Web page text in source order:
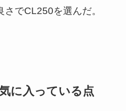
でCL250を選んだ。
に入っている点